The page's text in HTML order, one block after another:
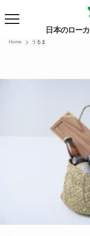
日本のロー
Home うるま